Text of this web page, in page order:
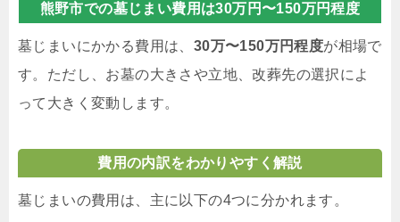
熊野市での墓じまい費用は30万円〜150万円程度
墓じまいにかかる費用は、 30万〜150万円程度が相場で
す。ただし、お墓の大きさや立地、改葬先の選択によ
って大きく変動します。
費用の内訳をわかりやすく解説
墓じまいの費用は、主に以下の4つに分かれます。